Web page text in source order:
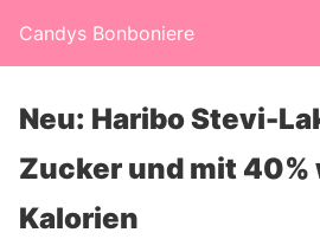
Candys Bonboniere
Neu: Haribo Stevi-
Zucker und mit 40%
Kalorien